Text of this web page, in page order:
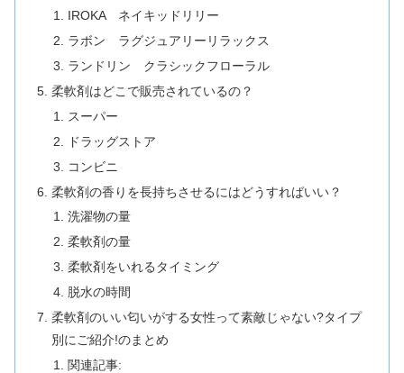
IROKA ネイキッドリリー
ラボン ラグジュアリーリラックス
ランドリン クラシックフローラル
柔軟剤はどこで販売されているの？
スーパー
ドラッグストア
コンビニ
柔軟剤の香りを長持ちさせるにはどうすればいい？
洗濯物の量
柔軟剤の量
柔軟剤をいれるタイミング
脱水の時間
柔軟剤のいい匂いがする女性って素敵じゃない?タイプ
別にご紹介!のまとめ
関連記事: